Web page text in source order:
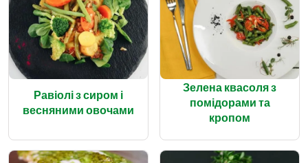
Равіолі з сиром і
весняними овочами
Зелена квасоля з
помідорами та
кропом